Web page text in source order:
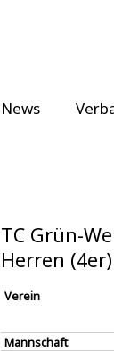
News
TC Grün-
Herren
Verein
Mannschaft